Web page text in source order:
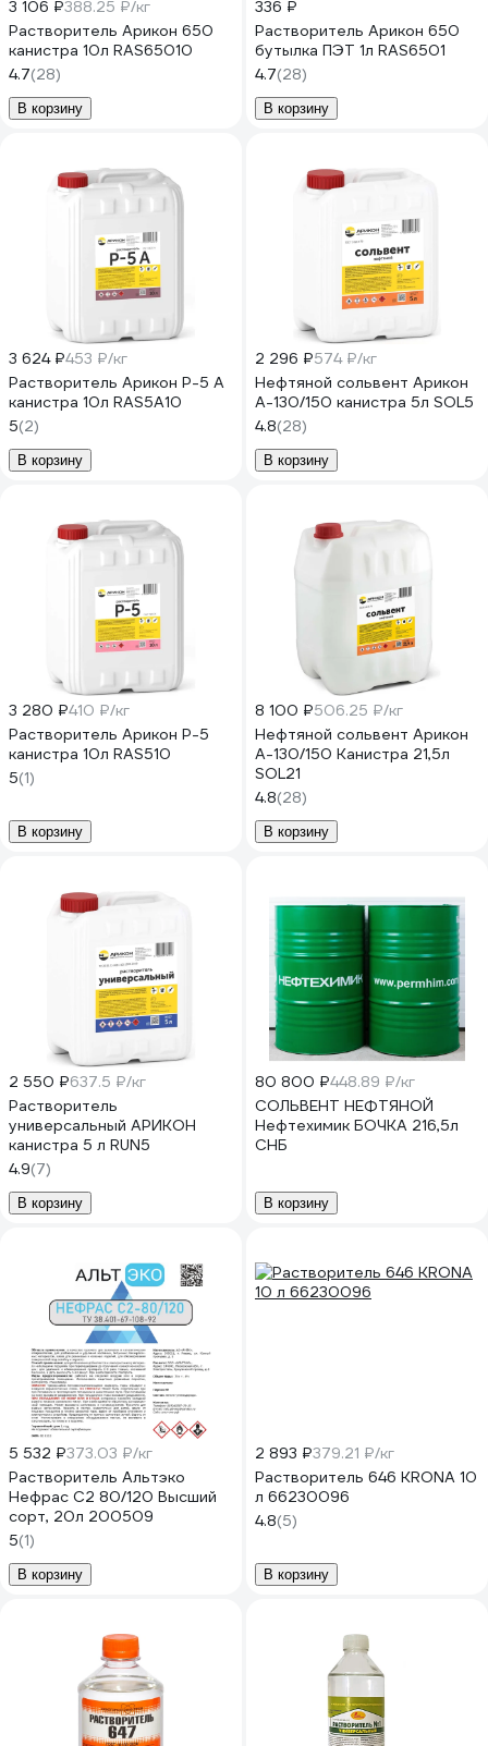
3 106 ₽388.25 ₽/кг
Растворитель Арикон 650
канистра 10л RAS65010
4.7(28)
В корзину
336 ₽
Растворитель Арикон 650
бутылка ПЭТ 1л RAS6501
4.7(28)
В корзину
3 624 ₽453 ₽/кг
Растворитель Арикон Р-5 А
канистра 10л RAS5A10
5(2)
В корзину
2 296 ₽574 ₽/кг
Нефтяной сольвент Арикон
А-130/150 канистра 5л SOL5
4.8(28)
В корзину
3 280 ₽410 ₽/кг
Растворитель Арикон Р-5
канистра 10л RAS510
5(1)
В корзину
8 100 ₽506.25 ₽/кг
Нефтяной сольвент Арикон
А-130/150 Канистра 21,5л
SOL21
4.8(28)
В корзину
2 550 ₽637.5 ₽/кг
Растворитель
универсальный АРИКОН
канистра 5 л RUN5
4.9(7)
В корзину
80 800 ₽448.89 ₽/кг
СОЛЬВЕНТ НЕФТЯНОЙ
Нефтехимик БОЧКА 216,5л
СНБ
В корзину
5 532 ₽373.03 ₽/кг
Растворитель Альтэко
Нефрас С2 80/120 Высший
сорт, 20л 200509
5(1)
В корзину
2 893 ₽379.21 ₽/кг
Растворитель 646 KRONA 10
л 66230096
4.8(5)
В корзину